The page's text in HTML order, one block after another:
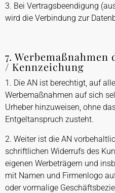
3. Bei Vertragsbeendigung
wird die Verbindung zur
7.
/ Kennzeichung
1. Die AN ist berechtigt, auf
Werbemaßnahmen auf sich
Urheber hinzuweisen, ohne
Entgeltanspruch zusteht.
2. Weiter ist die AN
schriftlichen Widerrufs des
eigenen Werbeträgern und
mit Namen und Firmenlogo
oder vormalige